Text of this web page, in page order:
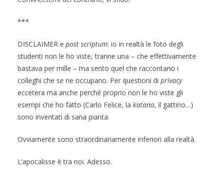
***
DISCLAIMER e post scriptum: io in realtà le foto degli
studenti non le ho viste, tranne una – che effettivamente
bastava per mille – ma sento quel che raccontano i
colleghi che se ne occupano. Per questioni di privacy
eccetera ma anche perché proprio non le ho viste gli
esempi che ho fatto (Carlo Felice, la katana, il gattino…)
sono inventati di sana pianta.
Ovviamente sono straordinariamente inferiori alla realtà.
L’apocalisse è tra noi. Adesso.